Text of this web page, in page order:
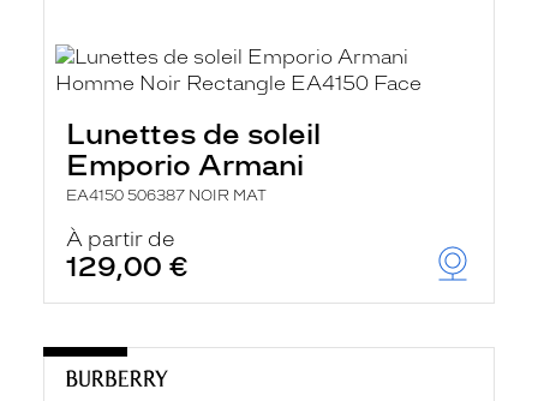
Lunettes de soleil
Emporio Armani
EA4150 506387 NOIR MAT
À partir de
129,00 €